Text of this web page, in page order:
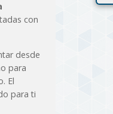
con
desde
para
El
para ti